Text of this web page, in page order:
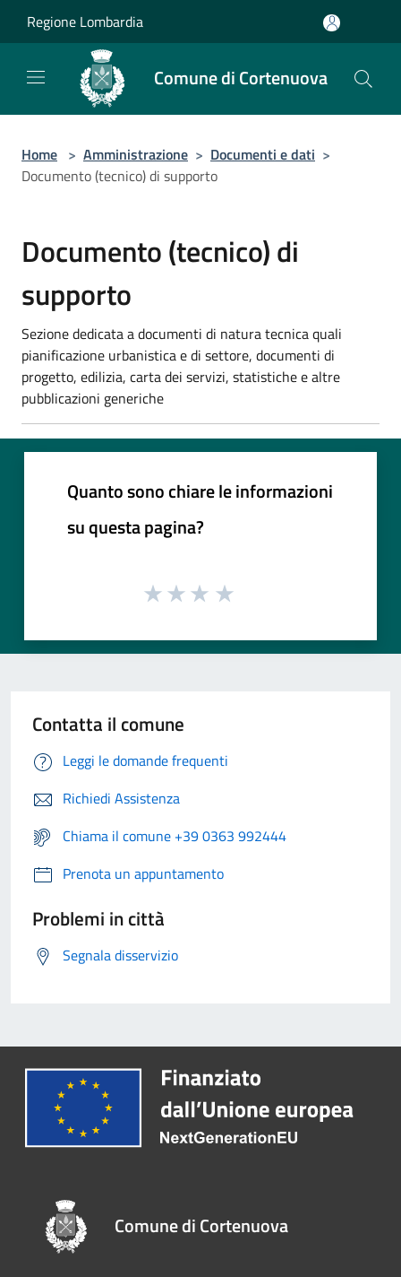
Regione Lombardia
Comune di Cortenuova
Home > Amministrazione > Documenti e dati >
Documento (tecnico) di supporto
Documento (tecnico) di
supporto
Sezione dedicata a documenti di natura tecnica quali
pianificazione urbanistica e di settore, documenti di
progetto, edilizia, carta dei servizi, statistiche e altre
pubblicazioni generiche
Quanto sono chiare le informazioni
su questa pagina?
Contatta il comune
Leggi le domande frequenti
Richiedi Assistenza
Chiama il comune +39 0363 992444
Prenota un appuntamento
Problemi in città
Segnala disservizio
Comune di Cortenuova